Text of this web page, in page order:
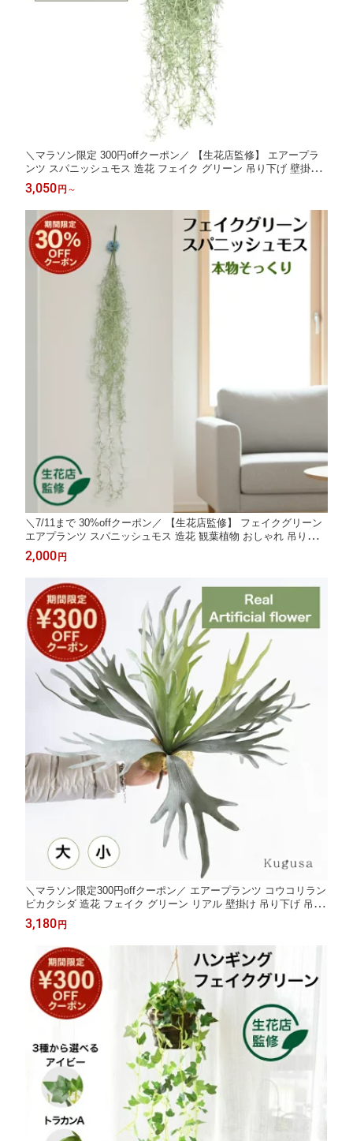
＼マラソン限定 300円offクーポン／ 【生花店監修】 エアープラ
ンツ スパニッシュモス 造花 フェイク グリーン 吊り下げ 壁掛け
おしゃれ エアプランツ インテリアグリーン 人工植物 ウスネオイ
デス 装飾 飾り アートグリーン 垂らす 大 小 Kugusa ＼レビュー
特典あり／
3,050 円 ～
＼7/11まで 30%offクーポン／ 【生花店監修】 フェイクグリーン
エアプランツ スパニッシュモス 造花 観葉植物 おしゃれ 吊り下げ
インテリア グリーン エアープランツ 多肉植物 アーティフィシャ
ルグリーン 卓上 壁掛け Kugusa ＼レビュー特典あり／
2,000 円
＼マラソン限定300円offクーポン／ エアープランツ コウコリラン
ビカクシダ 造花 フェイク グリーン リアル 壁掛け 吊り下げ 吊る
し ハンギング おしゃれ 人工 観葉植物 インテリア 装飾 ディスプ
レイ 店舗 飾り こうもりらん イミテーション Kugusa ＼レビュー
特典あり／
3,180 円